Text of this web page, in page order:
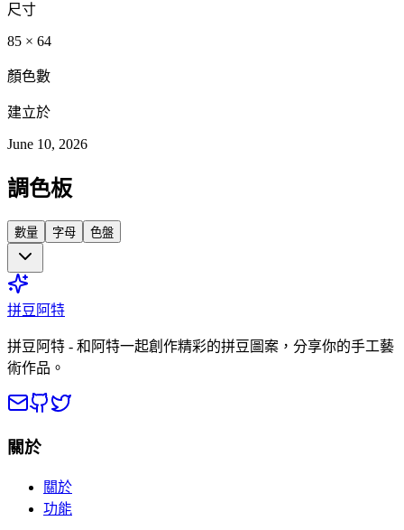
尺寸
85 × 64
顏色數
建立於
June 10, 2026
調色板
數量 字母 色盤
拼豆阿特
拼豆阿特 - 和阿特一起創作精彩的拼豆圖案，分享你的手工藝
術作品。
關於
關於
功能